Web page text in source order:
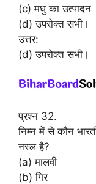
(c) मधु का उत्पादन
(d) उपरोक्त सभी।
उत्तर:
(d) उपरोक्त सभी।
प्रश्न 32.
निम्न में से कौन
नस्ल है?
(a) मालवी
(b) गिर